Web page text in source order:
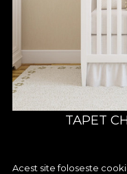
TAPET
Acest site foloseste